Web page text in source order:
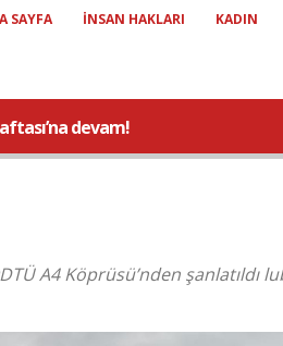
SAYFA INSAN HAKLARI KADIN
devam!
A4 Köprüsü’nden şanlatıldı